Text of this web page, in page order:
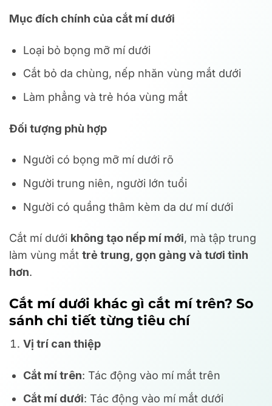
Mục đích chính của cắt mí dưới
Loại bỏ bọng mỡ mí dưới
Cắt bỏ da chùng, nếp nhăn vùng mắt dưới
Làm phẳng và trẻ hóa vùng mắt
Đối tượng phù hợp
Người có bọng mỡ mí dưới rõ
Người trung niên, người lớn tuổi
Người có quầng thâm kèm da dư mí dưới
Cắt mí dưới không tạo nếp mí mới, mà tập trung
làm vùng mắt trẻ trung, gọn gàng và tươi tỉnh
hơn.
Cắt mí dưới khác gì cắt mí trên? So
sánh chi tiết từng tiêu chí
Vị trí can thiệp
Cắt mí trên: Tác động vào mí mắt trên
Cắt mí dưới: Tác động vào mí mắt dưới